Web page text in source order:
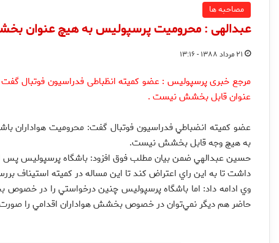
مصاحبه ها
عبدالهی : محرومیت پرسپولیس به هیچ عنوان
۲۱ مرداد ۱۳۸۸ - ۱۳:۱۶
مرجع خبری پرسپولیس : عضو کمیته انظباطی فدراسیون فوتبال
عنوان قابل بخشش نیست .
عضو كميته انضباطي فدراسيون فوتبال گفت: محروميت هواداران
به هيچ‌ وجه قابل بخشش نيست.
حسين عبدالهي ضمن بيان مطلب فوق افزود: باشگاه پرسپوليس پس
داشت تا به اين راي اعتراض كند تا اين مساله در كميته استيناف
وي ادامه داد: اما باشگاه پرسپوليس چنين درخواستي را در
حاضر هم ديگر نمي‌توان در خصوص بخشش هواداران اقدامي را